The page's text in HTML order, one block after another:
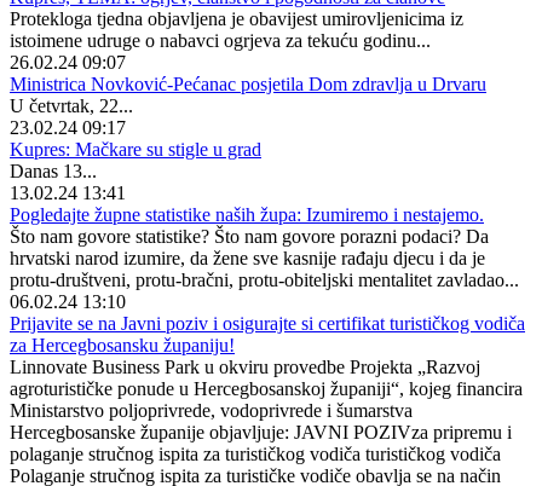
Protekloga tjedna objavljena je obavijest umirovljenicima iz
istoimene udruge o nabavci ogrjeva za tekuću godinu...
26.02.24 09:07
Ministrica Novković-Pećanac posjetila Dom zdravlja u Drvaru
U četvrtak, 22...
23.02.24 09:17
Kupres: Mačkare su stigle u grad
Danas 13...
13.02.24 13:41
Pogledajte župne statistike naših župa: Izumiremo i nestajemo.
Što nam govore statistike? Što nam govore porazni podaci? Da
hrvatski narod izumire, da žene sve kasnije rađaju djecu i da je
protu-društveni, protu-bračni, protu-obiteljski mentalitet zavladao...
06.02.24 13:10
Prijavite se na Javni poziv i osigurajte si certifikat turističkog vodiča
za Hercegbosansku županiju!
Linnovate Business Park u okviru provedbe Projekta „Razvoj
agroturističke ponude u Hercegbosanskoj županiji“, kojeg financira
Ministarstvo poljoprivrede, vodoprivrede i šumarstva
Hercegbosanske županije objavljuje: JAVNI POZIVza pripremu i
polaganje stručnog ispita za turističkog vodiča turističkog vodiča
Polaganje stručnog ispita za turističke vodiče obavlja se na način